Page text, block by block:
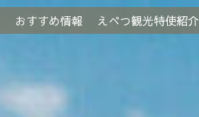
おすすめ情報 えべつ観光特使紹介